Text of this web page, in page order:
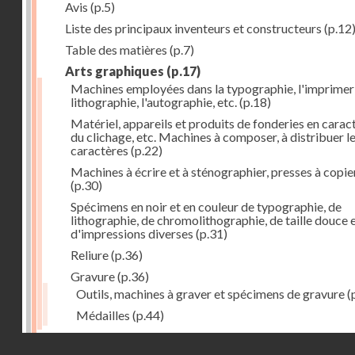
Avis (p.5)
Liste des principaux inventeurs et constructeurs (p.12)
Table des matières (p.7)
Arts graphiques (p.17)
Machines employées dans la typographie,
lithographie, l'autographie, etc. (p.18)
Matériel, appareils et produits de fonderies en
du clichage, etc. Machines à composer, à distribuer
caractères (p.22)
Machines à écrire et à sténographier, presses à
(p.30)
Spécimens en noir et en couleur de typographie, de
lithographie, de chromolithographie, de taille douce
d'impressions diverses (p.31)
Reliure(p.36)
Gravure(p.36)
Outils, machines à graver et spécimens de gravure
Médailles (p.44)